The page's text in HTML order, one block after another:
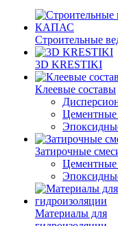
Строительные
3D KRESTIKI
Клеевые составы
Цементные
Затирочные
Цементные
Материалы для